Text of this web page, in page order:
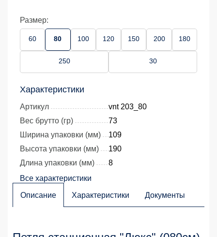
Размер:
60 80 100 120 150 200 180
250 30
Характеристики
Артикул
vnt 203_80
Вес брутто (гр)
73
Ширина упаковки (мм)
109
Высота упаковки (мм)
190
Длина упаковки (мм)
8
Все характеристики
Описание Характеристики Документы